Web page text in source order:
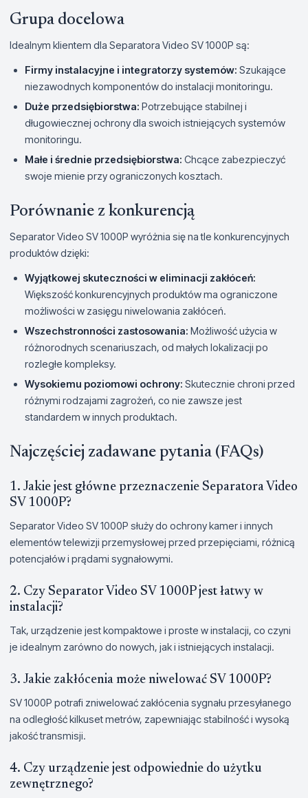
Grupa docelowa
Idealnym klientem dla Separatora Video SV 1000P są:
Firmy instalacyjne i integratorzy systemów: Szukające
niezawodnych komponentów do instalacji monitoringu.
Duże przedsiębiorstwa: Potrzebujące stabilnej i
długowiecznej ochrony dla swoich istniejących systemów
monitoringu.
Małe i średnie przedsiębiorstwa: Chcące zabezpieczyć
swoje mienie przy ograniczonych kosztach.
Porównanie z konkurencją
Separator Video SV 1000P wyróżnia się na tle konkurencyjnych
produktów dzięki:
Wyjątkowej skuteczności w eliminacji zakłóceń:
Większość konkurencyjnych produktów ma ograniczone
możliwości w zasięgu niwelowania zakłóceń.
Wszechstronności zastosowania: Możliwość użycia w
różnorodnych scenariuszach, od małych lokalizacji po
rozległe kompleksy.
Wysokiemu poziomowi ochrony: Skutecznie chroni przed
różnymi rodzajami zagrożeń, co nie zawsze jest
standardem w innych produktach.
Najczęściej zadawane pytania (FAQs)
1. Jakie jest główne przeznaczenie Separatora Video
SV 1000P?
Separator Video SV 1000P służy do ochrony kamer i innych
elementów telewizji przemysłowej przed przepięciami, różnicą
potencjałów i prądami sygnałowymi.
2. Czy Separator Video SV 1000P jest łatwy w
instalacji?
Tak, urządzenie jest kompaktowe i proste w instalacji, co czyni
je idealnym zarówno do nowych, jak i istniejących instalacji.
3. Jakie zakłócenia może niwelować SV 1000P?
SV 1000P potrafi zniwelować zakłócenia sygnału przesyłanego
na odległość kilkuset metrów, zapewniając stabilność i wysoką
jakość transmisji.
4. Czy urządzenie jest odpowiednie do użytku
zewnętrznego?